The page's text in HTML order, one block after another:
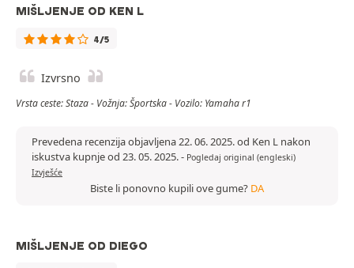
MIŠLJENJE OD KEN L
4/5
Izvrsno
Vrsta ceste: Staza - Vožnja: Športska - Vozilo: Yamaha r1
Prevedena recenzija objavljena 22. 06. 2025. od Ken L nakon
iskustva kupnje od 23. 05. 2025.- Pogledaj original (engleski)
Izvješće
Biste li ponovno kupili ove gume? DA
MIŠLJENJE OD DIEGO